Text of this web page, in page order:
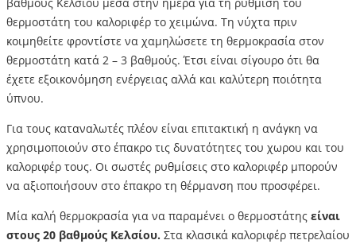
θερμοστάτη του καλοριφέρ το χειμώνα. Τη νύχτα πριν
κοιμηθείτε φροντίστε να χαμηλώσετε τη θερμοκρασία στον
θερμοστάτη κατά 2 – 3 βαθμούς. Έτσι είναι σίγουρο ότι θα
έχετε εξοικονόμηση ενέργειας αλλά και καλύτερη ποιότητα
ύπνου.
Για τους καταναλωτές πλέον είναι επιτακτική η ανάγκη να
χρησιμοποιούν στο έπακρο τις δυνατότητες του χωρου και του
καλοριφέρ τους. Οι σωστές ρυθμίσεις στο καλοριφέρ μπορούν
να αξιοποιήσουν στο έπακρο τη θέρμανση που προσφέρει.
Μία καλή θερμοκρασία για να παραμένει ο θερμοστάτης είναι
στους 20 βαθμούς Κελσίου. Στα κλασικά καλοριφέρ πετρελαίου